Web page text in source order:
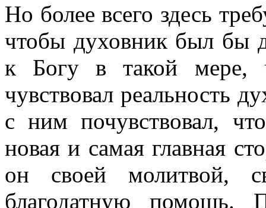
Но более всего здесь
чтобы духовник был бы
к Богу в такой мере,
чувствовал реальность
с ним почувствовал,
новая и самая главная
он своей молитвой,
благодатную помощь.